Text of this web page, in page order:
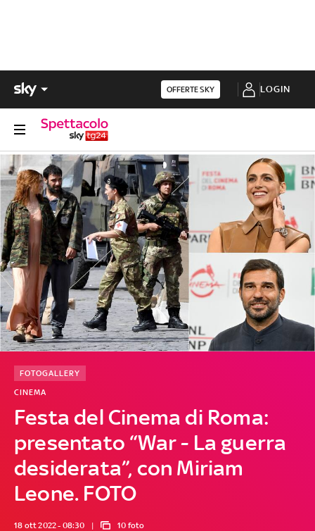
OFFERTE SKY LOGIN
Festa del Cinema di Roma:
presentato “War - La guerra
desiderata”, con Miriam
Leone. FOTO
CINEMA
FOTOGALLERY
18 ott 2022 - 08:30 10 foto